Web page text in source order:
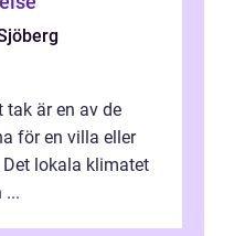
är en av de
för en villa eller
lokala klimatet
...